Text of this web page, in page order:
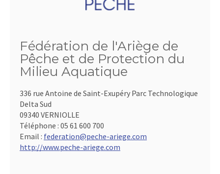
Fédération de l'Ariège de
Pêche et de Protection du
Milieu Aquatique
336 rue Antoine de Saint-Exupéry Parc Technologique
Delta Sud
09340 VERNIOLLE
Téléphone : 05 61 600 700
Email : federation@peche-ariege.com
http://www.peche-ariege.com